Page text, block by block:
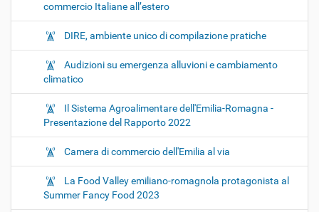
commercio Italiane all’estero
DIRE, ambiente unico di compilazione pratiche
Audizioni su emergenza alluvioni e cambiamento
climatico
Il Sistema Agroalimentare dell'Emilia-Romagna -
Presentazione del Rapporto 2022
Camera di commercio dell'Emilia al via
La Food Valley emiliano-romagnola protagonista al
Summer Fancy Food 2023